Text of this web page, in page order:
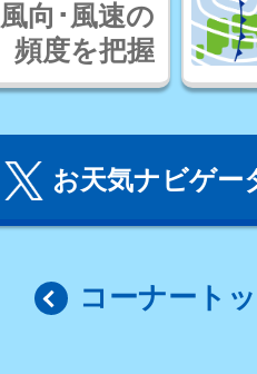
風向･風速の
頻度を把握
お天気ナビゲー
コーナート